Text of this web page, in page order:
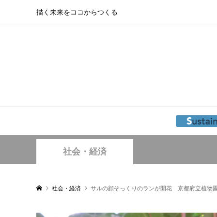
描く未来をココからつくる
社会・経済
社会・経済 サルの顔そっくりのランが開花 京都府立植物